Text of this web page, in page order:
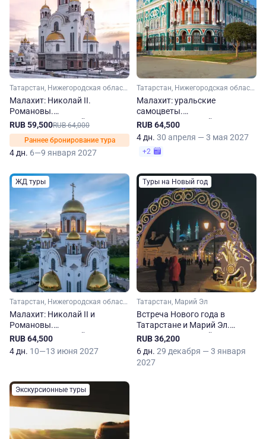
Татарстан, Нижегородская область, Свердловская область, Урал
Малахит: Николай II.
Романовы.
Железнодорожный круиз с
посещением Казани,
Екатеринбурга и Нижнего
Новгорода
RUB 59,500RUB 64,000
Раннее бронирование тура
4 дн. 6—9 января 2027
Татарстан, Нижегородская область, Свердловская область, Урал
Малахит: уральские
самоцветы.
Железнодорожный круиз в
Казань, Екатеринбург и
Нижний Новгород
RUB 64,500
4 дн. 30 апреля — 3 мая 2027
+2
ЖД туры
Татарстан, Нижегородская область, Свердловская область, Урал
Малахит: Николай II и
Романовы.
Железнодорожный круиз в
Казань, Екатеринбург и
Нижний Новгород
RUB 64,500
4 дн. 10—13 июня 2027
Туры на Новый год
Татарстан, Марий Эл
Встреча Нового года в
Татарстане и Марий Эл.
Железнодорожный тур из
Перми
RUB 36,200
6 дн. 29 декабря — 3 января
2027
Экскурсионные туры